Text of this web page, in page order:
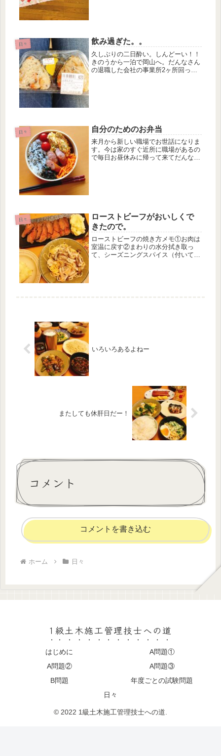
日々 飲み過ぎた。。
久しぶりの二日酔い。しんどーい！！
きのうから一泊で岡山へ。だんなさん
の退職した会社の事業所2ヶ所回って
日々 自分のためのお弁当
来月から新しい職場でお世話になりま
す。今は家のすぐ近所に職場があるの
で毎日お昼休みに帰って来てだんなさ
日々
ローストビーフがおいしくで
きたので。
ローストビーフの焼き方メモ①お肉は
室温に戻す②まわりの水分拭き取っ
て、シーズニングスパイス（付いて
いろいろあるよねー
またしても休肝日だー！
コメント
コメントを書き込む
ホーム 日々
1級土木施工管理技士への道
はじめに
A問題①
A問題②
A問題③
B問題
年度ごとの試験問題
日々
© 2022 1級土木施工管理技士への道.